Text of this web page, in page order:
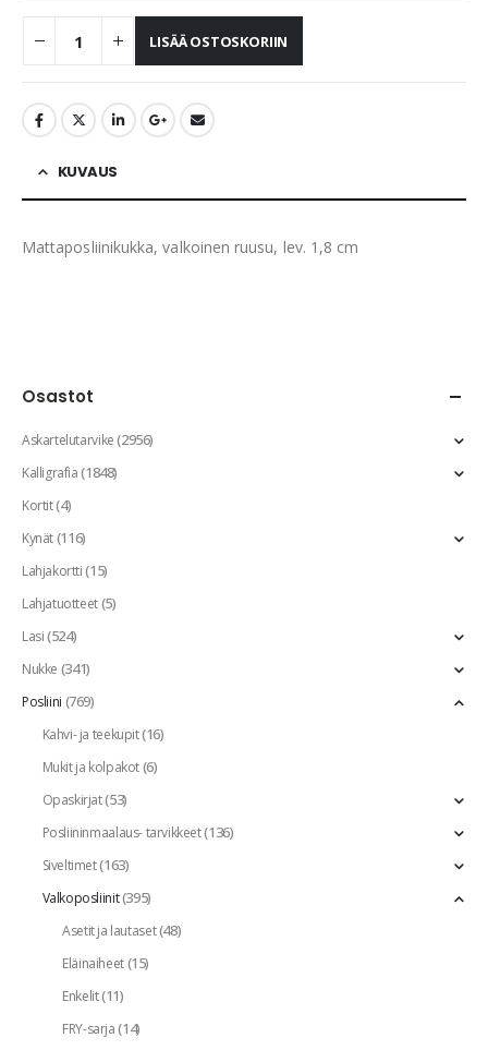
LISÄÄ OSTOSKORIIN
KUVAUS
Mattaposliinikukka, valkoinen ruusu, lev. 1,8 cm
Osastot
Askartelutarvike(2956)
Kalligrafia(1848)
Kortit(4)
Kynät(116)
Lahjakortti(15)
Lahjatuotteet(5)
Lasi(524)
Nukke (341)
Posliini (769)
Kahvi- ja teekupit(16)
Mukit ja kolpakot(6)
Opaskirjat(53)
Posliininmaalaus- tarvikkeet(136)
Siveltimet(163)
Valkoposliinit(395)
Asetit ja lautaset(48)
Eläinaiheet(15)
Enkelit(11)
FRY-sarja(14)